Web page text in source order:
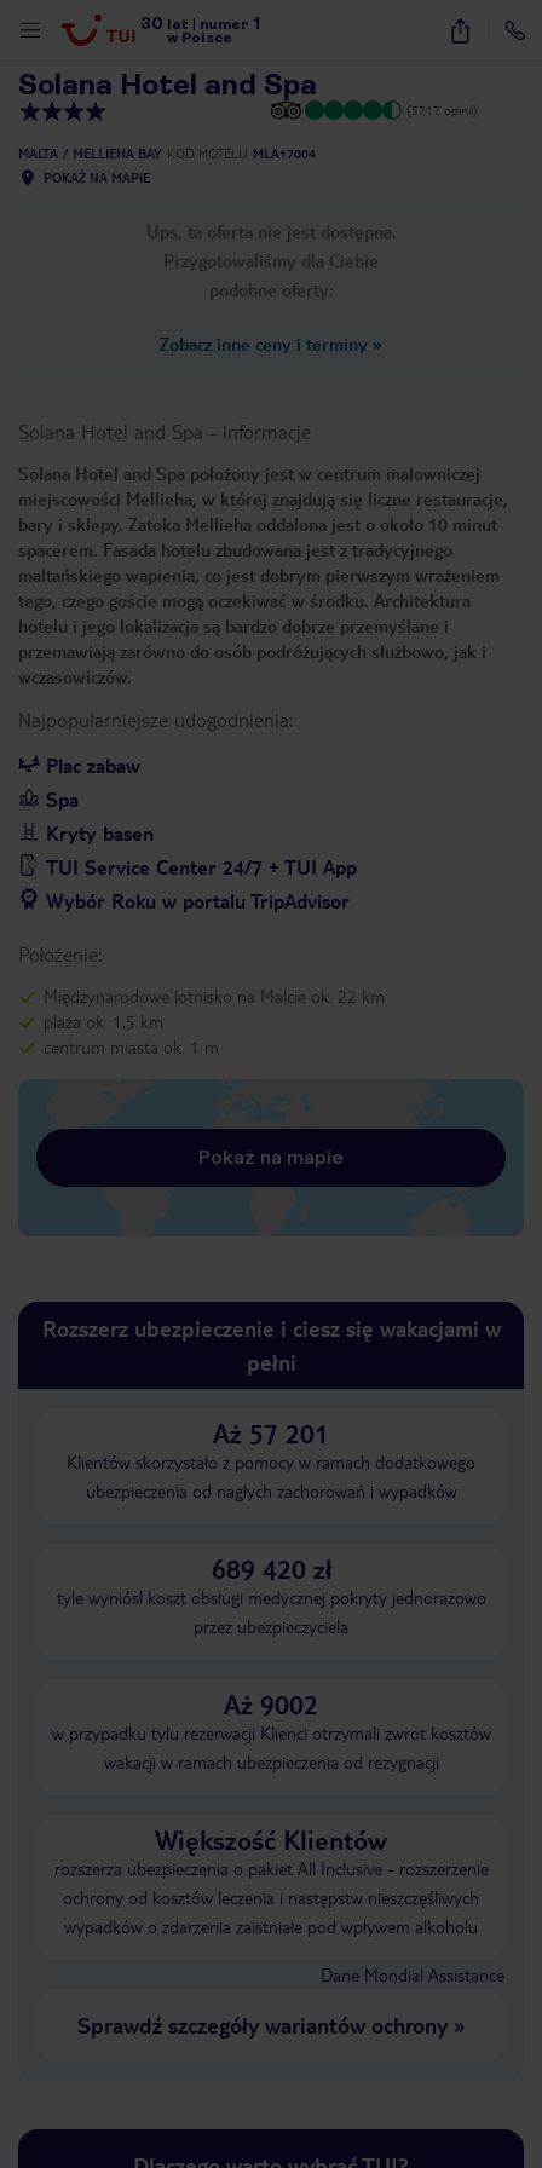
30 lat numer 1
w Polsce
46
Solana Hotel and Spa
(5717 opinii)
MALTA MELLIEHA BAY KOD HOTELU MLA17004
POKAŻ NA MAPIE
Ups, ta oferta nie jest dostępna.
Przygotowaliśmy dla Ciebie
podobne oferty:
Zobacz inne ceny i terminy »
Solana Hotel and Spa - informacje
Solana Hotel and Spa położony jest w centrum malowniczej
miejscowości Mellieha, w której znajdują się liczne restauracje,
bary i sklepy. Zatoka Mellieha oddalona jest o około 10 minut
spacerem. Fasada hotelu zbudowana jest z tradycyjnego
maltańskiego wapienia, co jest dobrym pierwszym wrażeniem
tego, czego goście mogą oczekiwać w środku. Architektura
hotelu i jego lokalizacja są bardzo dobrze przemyślane i
przemawiają zarówno do osób podróżujących służbowo, jak i
wczasowiczów.
Najpopularniejsze udogodnienia:
Plac zabaw
Spa
Kryty basen
TUI Service Center 24/7 + TUI App
Wybór Roku w portalu TripAdvisor
Położenie:
Międzynarodowe lotnisko na Malcie ok. 22 km
plaża ok. 1,5 km
centrum miasta ok. 1 m
Pokaż na mapie
Rozszerz ubezpieczenie i ciesz się wakacjami w
pełni
Aż 57 201
Klientów skorzystało z pomocy w ramach dodatkowego
ubezpieczenia od nagłych zachorowań i wypadków
689 420 zł
tyle wyniósł koszt obsługi medycznej pokryty jednorazowo
przez ubezpieczyciela
Aż 9002
w przypadku tylu rezerwacji Klienci otrzymali zwrot kosztów
wakacji w ramach ubezpieczenia od rezygnacji
Większość Klientów
rozszerza ubezpieczenia o pakiet All Inclusive - rozszerzenie
ochrony od kosztów leczenia i następstw nieszczęśliwych
wypadków o zdarzenia zaistniałe pod wpływem alkoholu
Dane Mondial Assistance
Sprawdź szczegóły wariantów ochrony»